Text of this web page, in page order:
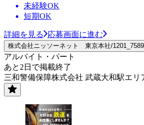
未経験OK
短期OK
詳細を見る 応募画面に進む
株式会社ニッソーネット 東京本社/
アルバイト・パート
あと2日で掲載終了
三和警備保障株式会社 武蔵大和駅エリ